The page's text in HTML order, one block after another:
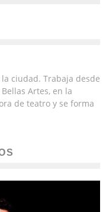
ciudad. Trabaja desde
Artes, en la
de teatro y se forma